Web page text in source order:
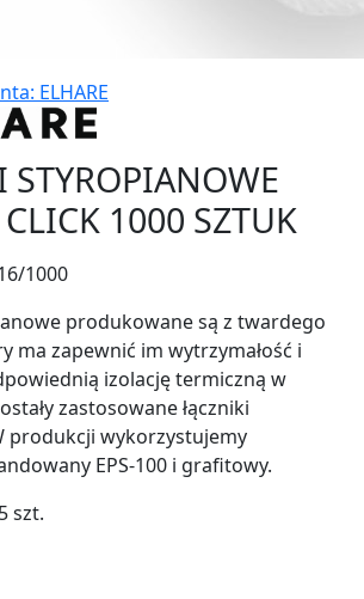
ELHARE
STYROPIANOWE
1000 SZTUK
1000
produkowane są z twardego
ma zapewnić im wytrzymałość i
izolację termiczną w
zastosowane łączniki
produkcji wykorzystujemy
EPS-100 i grafitowy.
szt.